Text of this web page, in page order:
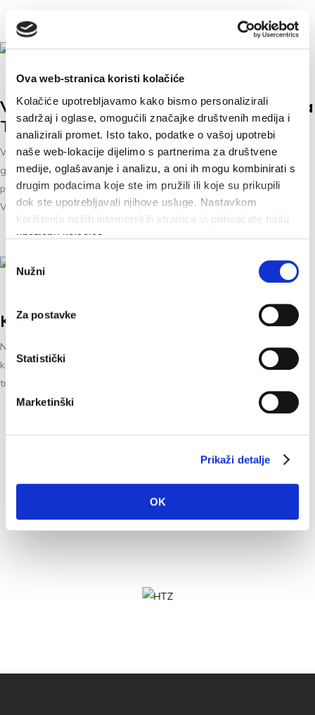
Ova web-stranica koristi kolačiće
Kolačiće upotrebljavamo kako bismo personalizirali
sadržaj i oglase, omogućili značajke društvenih medija i
analizirali promet. Isto tako, podatke o vašoj upotrebi
naše web-lokacije dijelimo s partnerima za društvene
medije, oglašavanje i analizu, a oni ih mogu kombinirati s
drugim podacima koje ste im pružili ili koje su prikupili
dok ste upotrebljavali njihove usluge. Nastavkom
korištenja naših internetskih stranica vi prihvaćate našu
upotrebu kolačića.
Odabir
pristanka
Nužni
Za postavke
Statistički
Marketinški
Prikaži detalje
OK
16. RUJ 2022.
Vokalna skupina folklornog ansambla
Tempet
Vokalna skupina folklornog ansambla Tempet nastupit će na
glavnom trgu u Baškoj Vodi, 16. rujna 2022. godine (petak) s
početkom u 19.30 sati.
Vidimo...
Koncert STARDUST - Big Band, Oslo
Norveška skupina glazbenika STArdust, Big Band održat će svoj
koncert 18. rujna 2022. godine (nedjelja) s početkom u 19.30 sati na
trgu u Baškoj...